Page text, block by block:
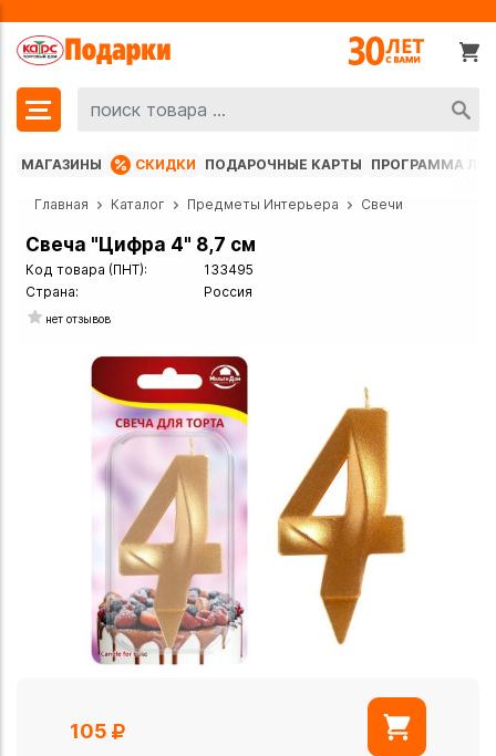
МАГАЗИНЫ СКИДКИ ПОДАРОЧНЫЕ КАРТЫ ПРОГРАММА
Главная Каталог Предметы Интерьера Свечи
Свеча "Цифра 4" 8,7 см
Код товара (ПНТ):
133495
Страна:
Россия
нет отзывов
105